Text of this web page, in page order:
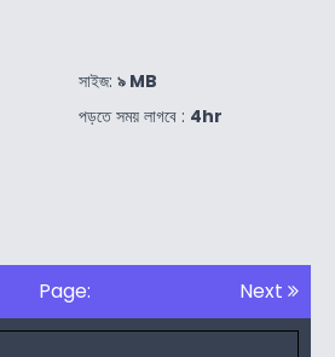
সাইজ: ৯ MB
পড়তে সময় লাগবে : 4hr
Page: Next